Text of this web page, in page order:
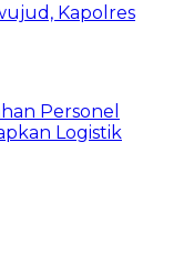
Kapolres
Personel
Logistik